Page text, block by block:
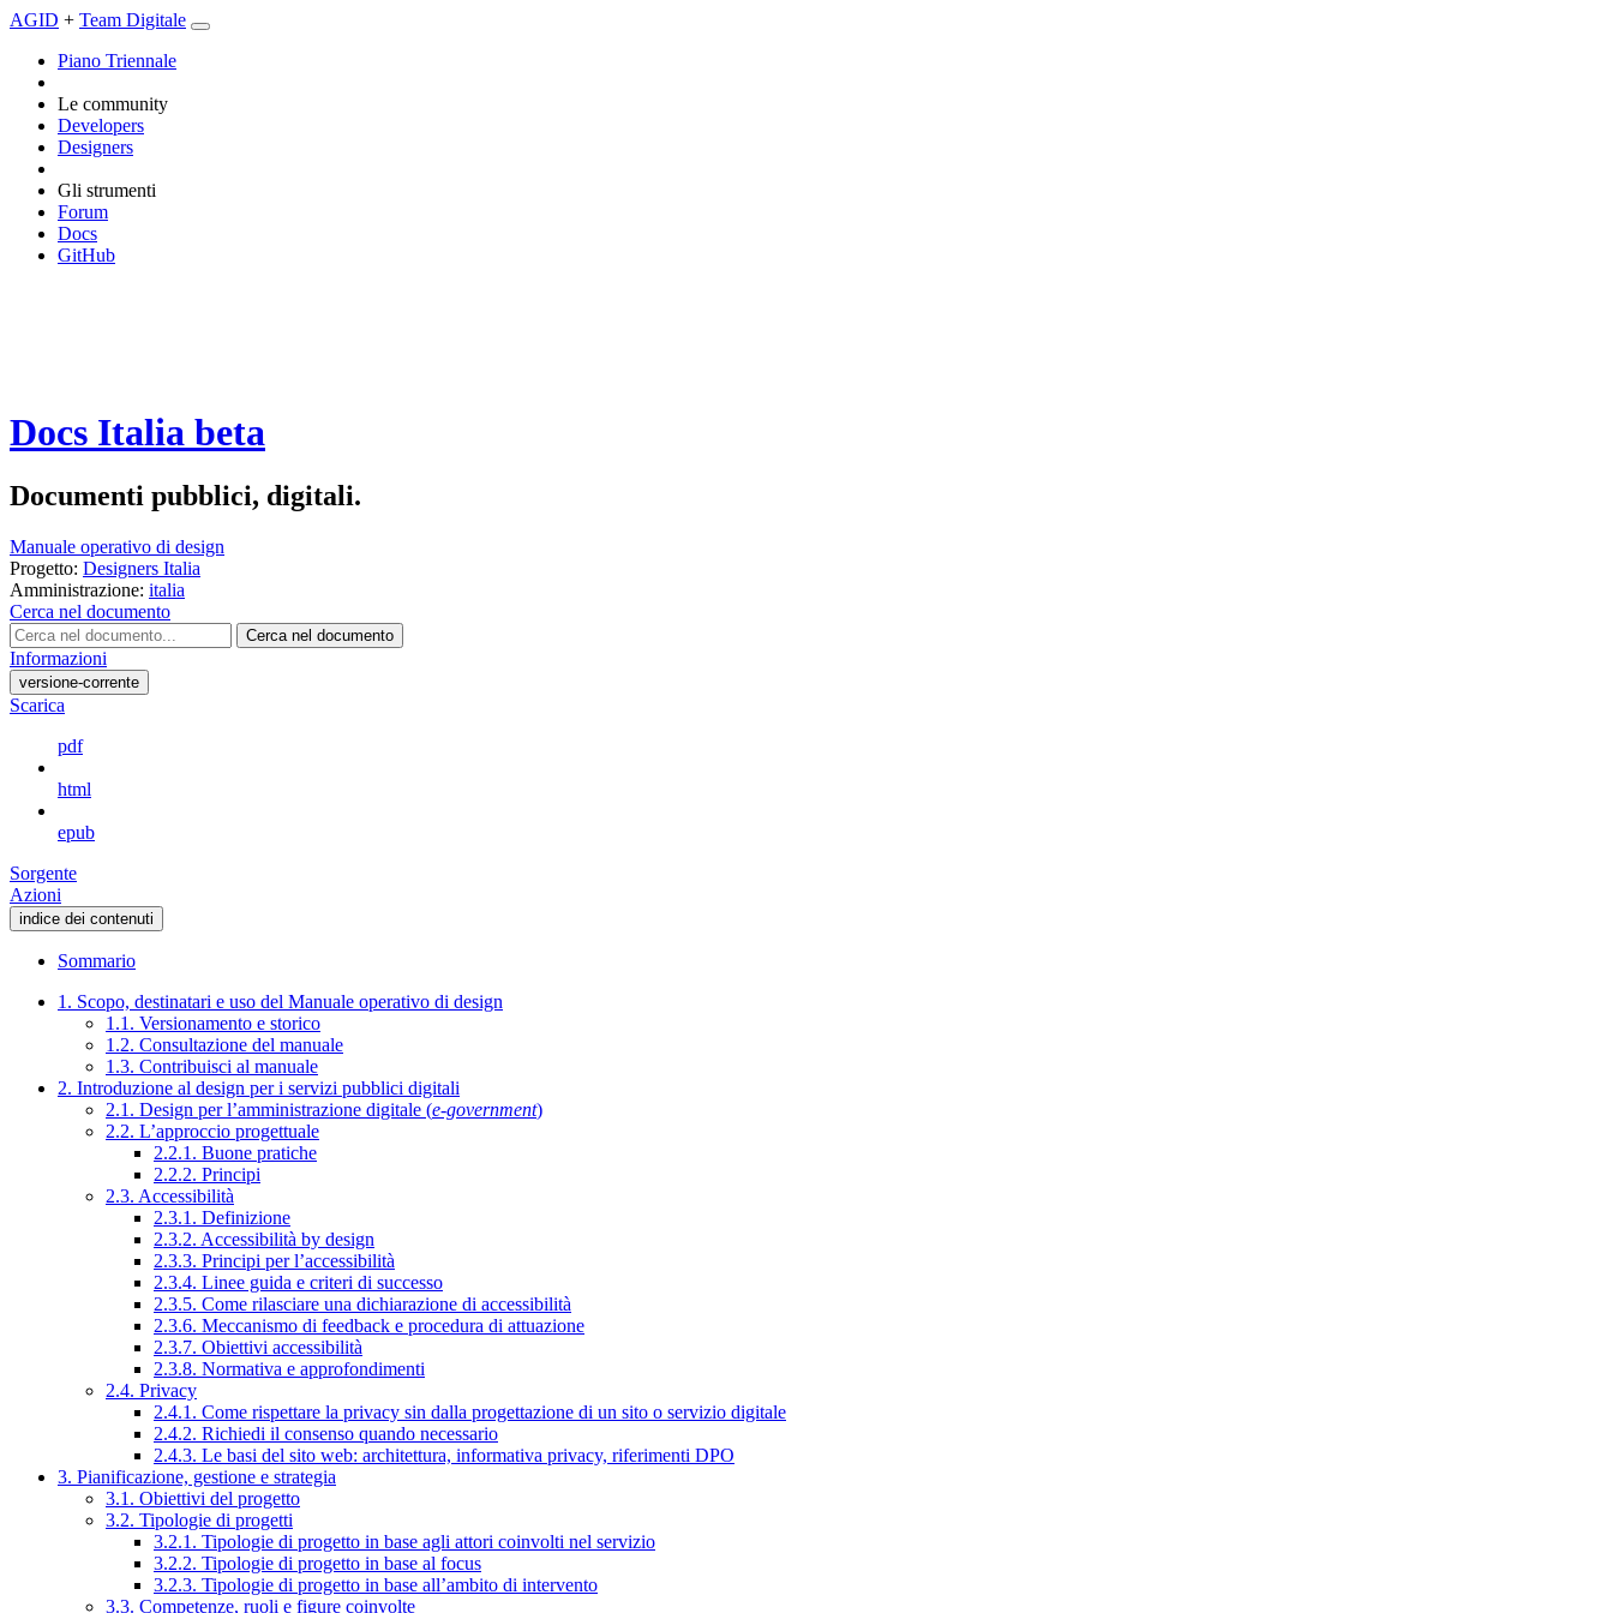
AGID + Team Digitale
Piano Triennale
Le community
Developers
Designers
Gli strumenti
Forum
Docs
GitHub
Docs Italia beta
Documenti pubblici, digitali.
Manuale operativo di design
Progetto: Designers Italia
Amministrazione: italia
Cerca nel documento
Cerca nel documento
Informazioni
versione-corrente
Scarica
pdf
html
epub
Sorgente
Azioni
indice dei contenuti
Sommario
1. Scopo, destinatari e uso del Manuale operativo di design
1.1. Versionamento e storico
1.2. Consultazione del manuale
1.3. Contribuisci al manuale
2. Introduzione al design per i servizi pubblici digitali
2.1. Design per l’amministrazione digitale (e-government)
2.2. L’approccio progettuale
2.2.1. Buone pratiche
2.2.2. Principi
2.3. Accessibilità
2.3.1. Definizione
2.3.2. Accessibilità by design
2.3.3. Principi per l’accessibilità
2.3.4. Linee guida e criteri di successo
2.3.5. Come rilasciare una dichiarazione di accessibilità
2.3.6. Meccanismo di feedback e procedura di attuazione
2.3.7. Obiettivi accessibilità
2.3.8. Normativa e approfondimenti
2.4. Privacy
2.4.1. Come rispettare la privacy sin dalla progettazione di un sito o servizio digitale
2.4.2. Richiedi il consenso quando necessario
2.4.3. Le basi del sito web: architettura, informativa privacy, riferimenti DPO
3. Pianificazione, gestione e strategia
3.1. Obiettivi del progetto
3.2. Tipologie di progetti
3.2.1. Tipologie di progetto in base agli attori coinvolti nel servizio
3.2.2. Tipologie di progetto in base al focus
3.2.3. Tipologie di progetto in base all’ambito di intervento
3.3. Competenze, ruoli e figure coinvolte